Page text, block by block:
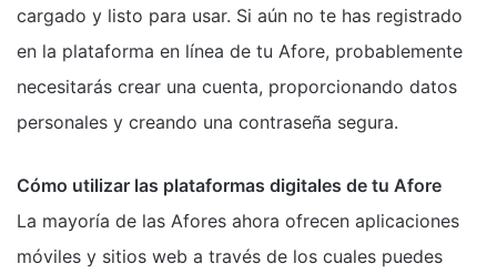
cargado y listo para usar. Si aún no te has registrado
en la plataforma en línea de tu Afore, probablemente
necesitarás crear una cuenta, proporcionando datos
personales y creando una contraseña segura.
Cómo utilizar las plataformas digitales de tu Afore
La mayoría de las Afores ahora ofrecen aplicaciones
móviles y sitios web a través de los cuales puedes